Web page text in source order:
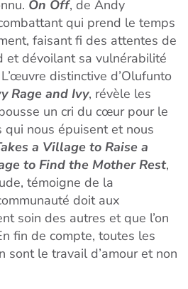
On Off, de Andy
qui prend le temps
faisant fi des attentes de
et dévoilant sa vulnérabilité
distinctive d’Olufunto
Rage and Ivy, révèle les
un cri du cœur pour le
qui nous épuisent et nous
a Village to Raise a
to Find the Mother Rest,
témoigne de la
doit aux
soin des autres et que l’on
fin de compte, toutes les
sont le travail d’amour et non